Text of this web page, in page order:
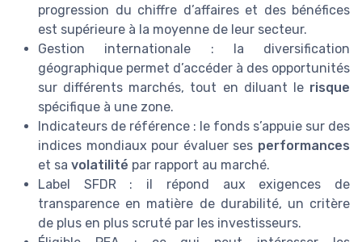
progression du chiffre d’affaires et des bénéfices
est supérieure à la moyenne de leur secteur.
Gestion internationale : la diversification
géographique permet d’accéder à des opportunités
sur différents marchés, tout en diluant le risque
spécifique à une zone.
Indicateurs de référence : le fonds s’appuie sur des
indices mondiaux pour évaluer ses performances
et sa volatilité par rapport au marché.
Label SFDR : il répond aux exigences de
transparence en matière de durabilité, un critère
de plus en plus scruté par les investisseurs.